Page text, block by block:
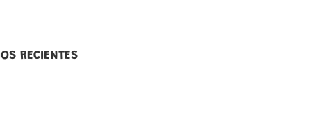
RECIENTES